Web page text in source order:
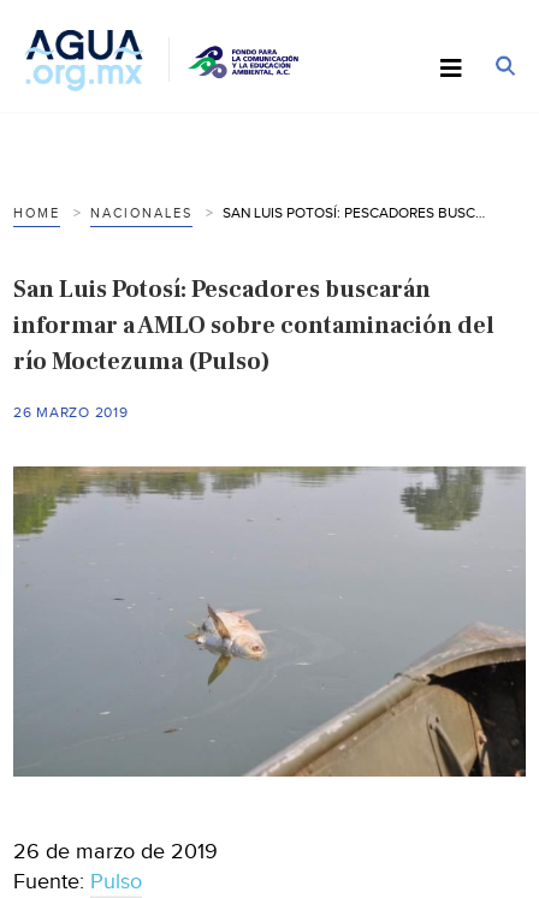
HOME NACIONALES
San Luis Potosí: Pescadores buscarán
informar a AMLO sobre contaminación del
río Moctezuma (Pulso)
26 MARZO 2019
26 de marzo de 2019
Fuente: Pulso